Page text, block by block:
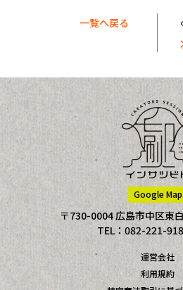
一覧へ戻る
Google Map
〒730-0004 広島市中区東
TEL：082-221-
運営会社
利用規約